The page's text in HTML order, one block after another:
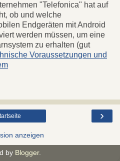
"Telefonica" hat auf
ob und welche
Endgeräten mit Android
werden müssen, um eine
zu erhalten (gut
Voraussetzungen und
›
anzeigen
by Blogger.